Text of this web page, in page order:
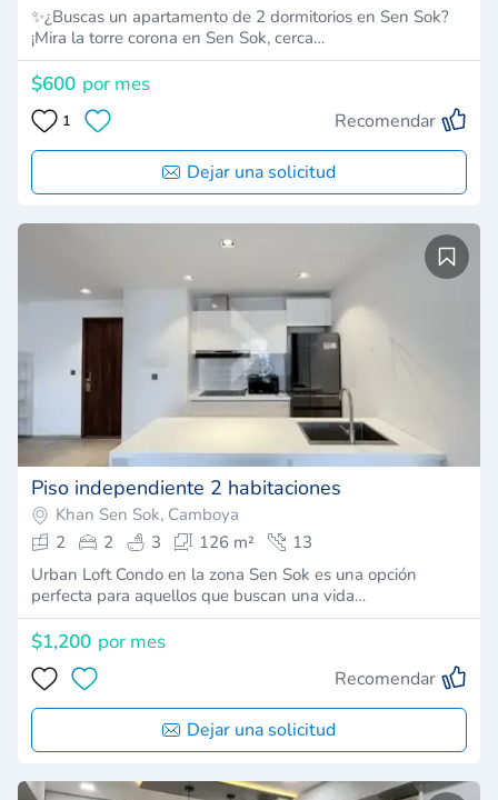
✨¿Buscas un apartamento de 2 dormitorios en Sen Sok?
¡Mira la torre corona en Sen Sok, cerca…
$600 por mes
1 Recomendar
Dejar una solicitud
Piso independiente 2 habitaciones
Khan Sen Sok, Camboya
2
2 3 126 m²
13
Urban Loft Condo en la zona Sen Sok es una opción
perfecta para aquellos que buscan una vida…
$1,200 por mes
Recomendar
Dejar una solicitud